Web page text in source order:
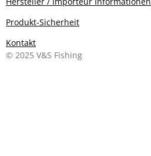
Produkt-Sicherheit
Kontakt
© 2025 V&S Fishing